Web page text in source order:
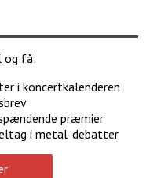
og få:
i koncertkalenderen
præmier
i metal-debatter